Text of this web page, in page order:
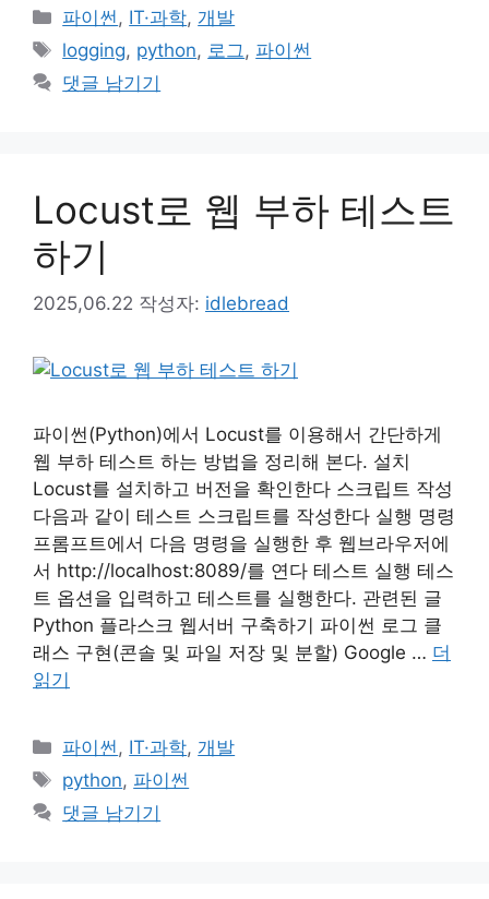
카
테
고
리
파이썬 , IT·과학, 개발
태
그
logging, python, 로그 , 파이썬
댓글 남기기
Locust로 웹 부하 테스트
하기
2025,06.22 작성자: idlebread
파이썬(Python)에서 Locust를 이용해서 간단하게
웹 부하 테스트 하는 방법을 정리해 본다. 설치
Locust를 설치하고 버전을 확인한다 스크립트 작성
다음과 같이 테스트 스크립트를 작성한다 실행 명령
프롬프트에서 다음 명령을 실행한 후 웹브라우저에
서 http://localhost:8089/를 연다 테스트 실행 테스
트 옵션을 입력하고 테스트를 실행한다. 관련된 글
Python 플라스크 웹서버 구축하기 파이썬 로그 클
래스 구현(콘솔 및 파일 저장 및 분할) Google … 더
읽기
카
테
고
리
파이썬, IT·과학, 개발
태
그
python, 파이썬
댓글 남기기